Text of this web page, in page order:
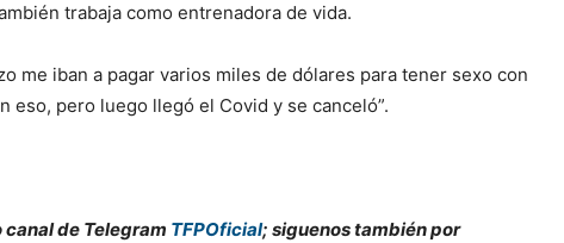
trabaja como entrenadora de vida.
me iban a pagar varios miles de dólares para tener sexo con
eso, pero luego llegó el Covid y se canceló”.
de Telegram TFPOficial; siguenos también por